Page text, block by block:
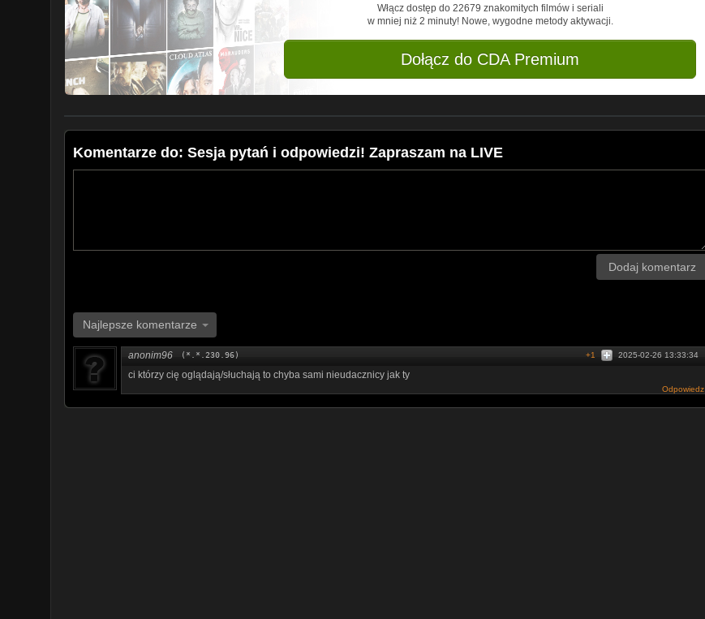
Włącz dostęp do 22679 znakomitych filmów i seriali
w mniej niż 2 minuty! Nowe, wygodne metody aktywacji.
Dołącz do CDA Premium
Komentarze do: Sesja pytań i odpowiedzi! Zapraszam na LIVE
Dodaj komentarz
Najlepsze komentarze
anonim96 (*.*.230.96) 2025-02-26 13:33:34
+1
ci którzy cię oglądają/słuchają to chyba sami nieudacznicy jak ty
Odpowiedz